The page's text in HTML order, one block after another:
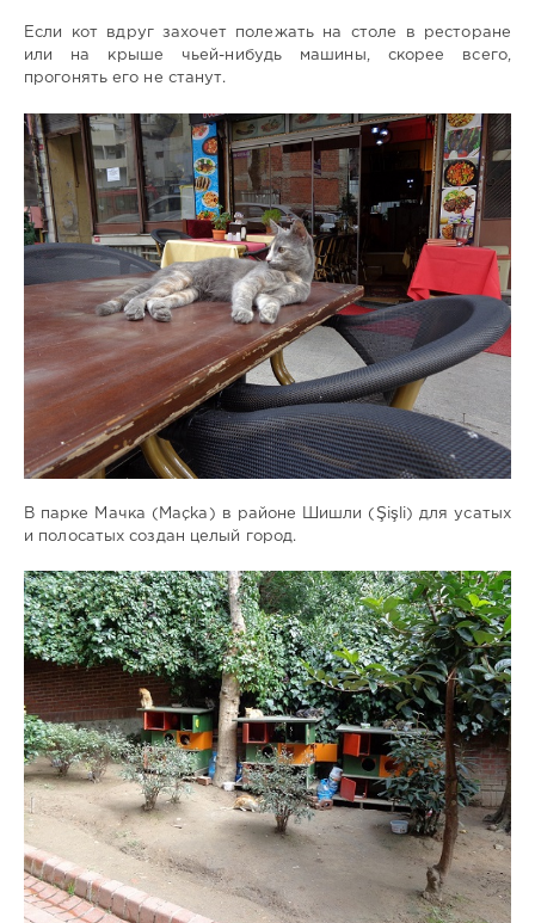
Если кот вдруг захочет полежать на столе в ресторане
или на крыше чьей-нибудь машины, скорее всего,
прогонять его не станут.
В парке Мачка (Maçka) в районе Шишли (Şişli) для усатых
и полосатых создан целый город.